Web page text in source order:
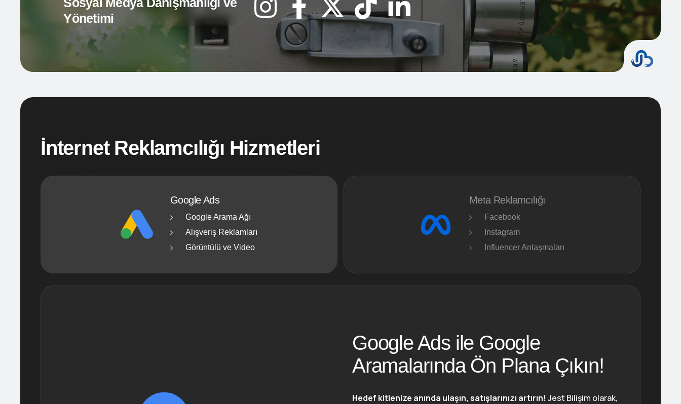
Yönetimi
İnternet Reklamcılığı Hizmetleri
Google Ads
Google Arama Ağı
Alışveriş Reklamları
Görüntülü ve Video
Meta Reklamcılığı
Facebook
Instagram
Influencer Anlaşmaları
Google Ads ile Google
Aramalarında Ön Plana Çıkın!
Hedef kitlenize anında ulaşın, satışlarınızı artırın!Jest Bilişim olarak,